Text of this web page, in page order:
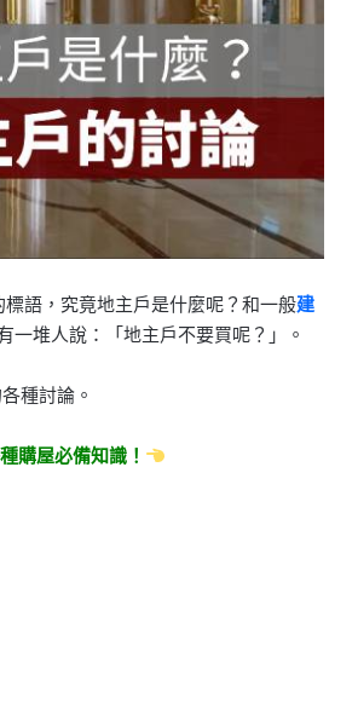
語，究竟地主戶是什麼呢？和一般建
一堆人說：「地主戶不要買呢？」。
種討論。
購屋必備知識！